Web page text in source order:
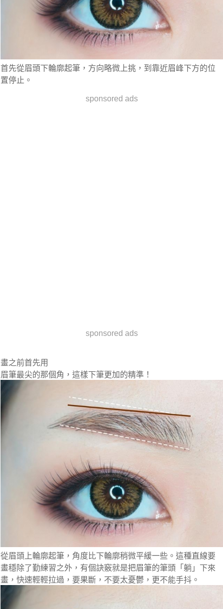
首先從眉頭下輪廓起筆，方向略微上挑，到靠近眉峰下方的位
置停止。
sponsored ads
sponsored ads
畫之前首先用
眉筆最尖的那個角，這樣下筆更加的精準！
從眉頭上輪廓起筆，角度比下輪廓稍微平緩一些。這種直線要
畫穩除了勤練習之外，有個訣竅就是把眉筆的筆頭「躺」下來
畫，快速輕輕拉過，要果斷，不要太憂鬱，更不能手抖。